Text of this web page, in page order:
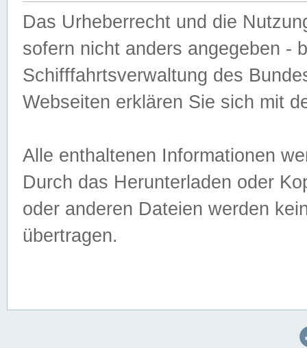
Das Urheberrecht und die
sofern nicht anders angegeben -
Schifffahrtsverwaltung des
Webseiten erklären Sie sich mit
Alle enthaltenen Informationen
Durch das Herunterladen oder
oder anderen Dateien werden
übertragen.